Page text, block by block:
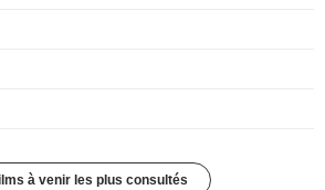
à venir les plus consultés